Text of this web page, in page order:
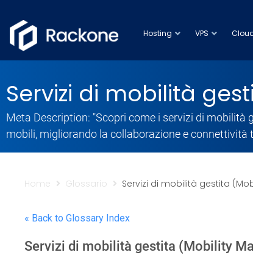
Hosting VPS
Servizi di mobilità
Meta Description: "Scopri come i servizi di
mobili, migliorando la collaborazione e connettività
Home Glossario Servizi di mobilità gestita
« Back to Glossary Index
Servizi di mobilità gestita (Mobility